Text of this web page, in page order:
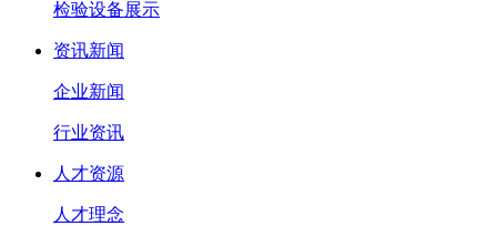
检验设备展示
资讯新闻
企业新闻
行业资讯
人才资源
人才理念